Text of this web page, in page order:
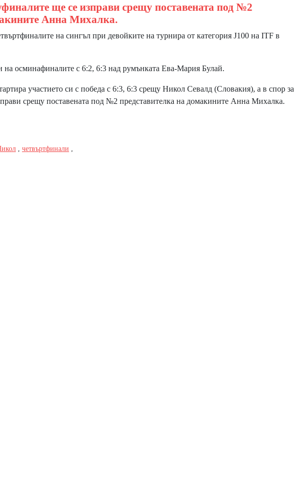
ще се изправи срещу поставената под №2
Анна Михалка.
на сингъл при девойките на турнира от категория J100 на ITF в
на осминафиналите с 6:2, 6:3 над румънката Ева-Мария Булай.
участието си с победа с 6:3, 6:3 срещу Никол Севалд (Словакия), а в спор за
срещу поставената под №2 представителка на домакините Анна Михалка.
четвъртфинали